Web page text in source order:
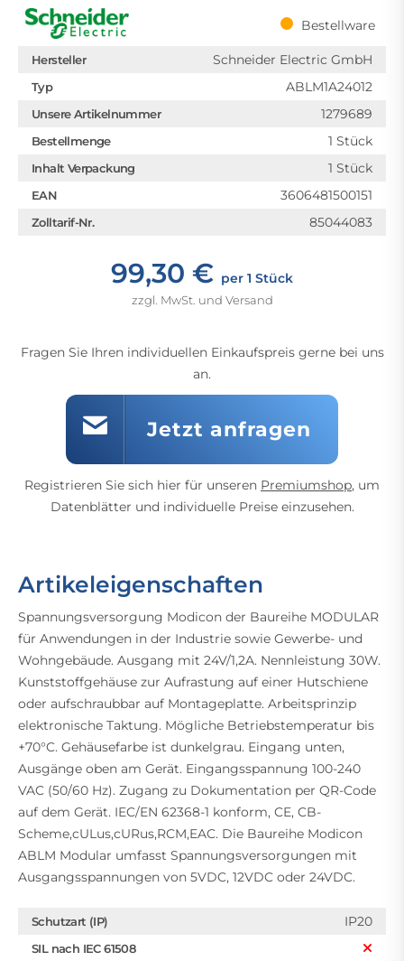
Bestellware
Hersteller Schneider Electric GmbH
Typ ABLM1A24012
Unsere Artikelnummer 1279689
Bestellmenge 1 Stück
Inhalt Verpackung 1 Stück
EAN 3606481500151
Zolltarif-Nr. 85044083
99,30 € per 1 Stück
zzgl. MwSt. und Versand
Fragen Sie Ihren individuellen Einkaufspreis gerne bei uns
an.
Jetzt anfragen
Registrieren Sie sich hier für unseren Premiumshop, um
Datenblätter und individuelle Preise einzusehen.
Artikeleigenschaften
Spannungsversorgung Modicon der Baureihe MODULAR
für Anwendungen in der Industrie sowie Gewerbe- und
Wohngebäude. Ausgang mit 24V/1,2A. Nennleistung 30W.
Kunststoffgehäuse zur Aufrastung auf einer Hutschiene
oder aufschraubbar auf Montageplatte. Arbeitsprinzip
elektronische Taktung. Mögliche Betriebstemperatur bis
+70°C. Gehäusefarbe ist dunkelgrau. Eingang unten,
Ausgänge oben am Gerät. Eingangsspannung 100-240
VAC (50/60 Hz). Zugang zu Dokumentation per QR-Code
auf dem Gerät. IEC/EN 62368-1 konform, CE, CB-
Scheme,cULus,cURus,RCM,EAC. Die Baureihe Modicon
ABLM Modular umfasst Spannungsversorgungen mit
Ausgangsspannungen von 5VDC, 12VDC oder 24VDC.
Schutzart (IP) IP20
SIL nach IEC 61508